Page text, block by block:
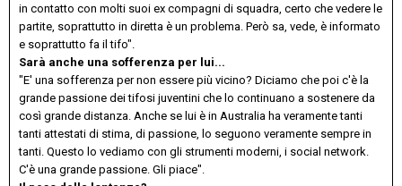
in contatto con molti suoi ex compagni di squadra, certo che vedere le
partite, soprattutto in diretta è un problema. Però sa, vede, è informato
e soprattutto fa il tifo".
Sarà anche una sofferenza per lui...
"E' una sofferenza per non essere più vicino? Diciamo che poi c'è la
grande passione dei tifosi juventini che lo continuano a sostenere da
così grande distanza. Anche se lui è in Australia ha veramente tanti
tanti attestati di stima, di passione, lo seguono veramente sempre in
tanti. Questo lo vediamo con gli strumenti moderni, i social network.
C'è una grande passione. Gli piace".